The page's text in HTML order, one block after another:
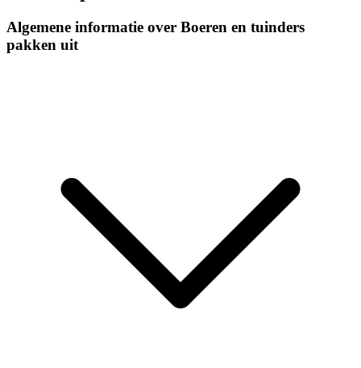
Algemene informatie over Boeren en tuinders
pakken uit